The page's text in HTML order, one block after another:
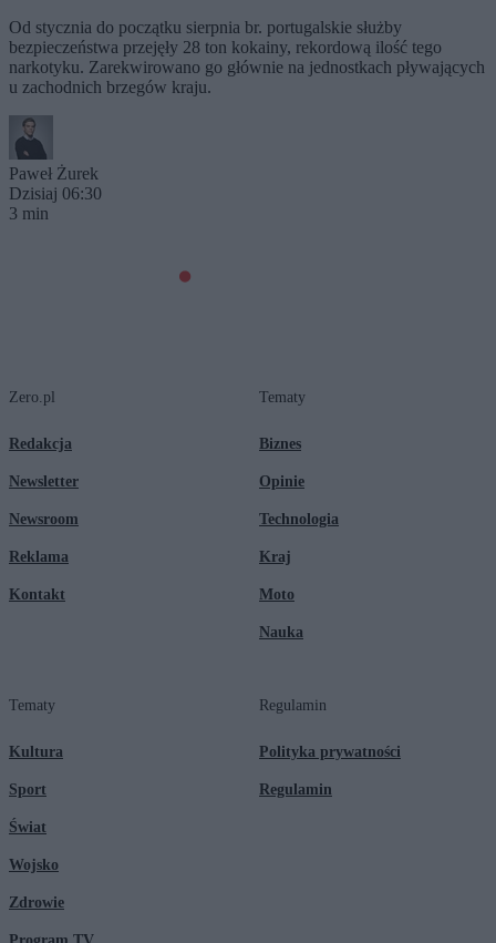
Od stycznia do początku sierpnia br. portugalskie służby
bezpieczeństwa przejęły 28 ton kokainy, rekordową ilość tego
narkotyku. Zarekwirowano go głównie na jednostkach pływających
u zachodnich brzegów kraju.
Paweł Żurek
Dzisiaj 06:30
3 min
Zero.pl
Redakcja
Newsletter
Newsroom
Reklama
Kontakt
Tematy
Biznes
Opinie
Technologia
Kraj
Moto
Nauka
Tematy
Kultura
Sport
Świat
Wojsko
Zdrowie
Regulamin
Polityka prywatności
Regulamin